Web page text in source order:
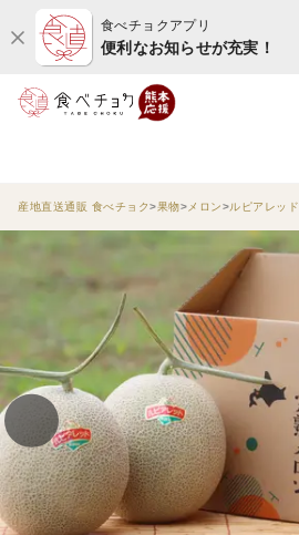
食べチョクアプリ
便利なお知らせが充実！
産地直送通販 食べチョク 果物 メロン ルピアレッド